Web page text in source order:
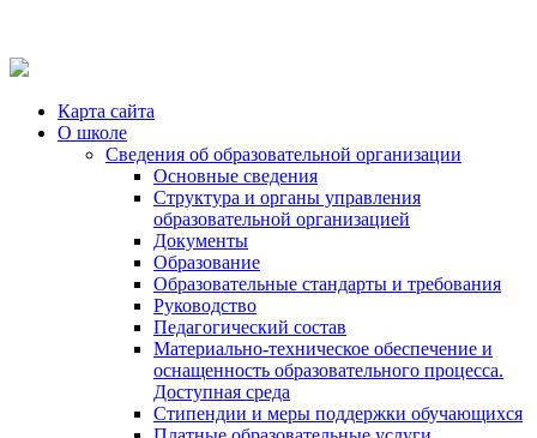
Карта сайта
О школе
Сведения об образовательной организации
Основные сведения
Структура и органы управления
образовательной организацией
Документы
Образование
Образовательные стандарты и требования
Руководство
Педагогический состав
Материально-техническое обеспечение и
оснащенность образовательного процесса.
Доступная среда
Стипендии и меры поддержки обучающихся